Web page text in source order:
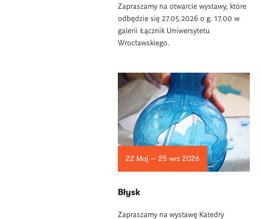
Zapraszamy na otwarcie wystawy, które
odbędzie się 27.05.2026 o g. 17.00 w
galerii Łącznik Uniwersytetu
Wrocławskiego.
22 Maj — 25 wrz 2026
Błysk
Zapraszamy na wystawę Katedry